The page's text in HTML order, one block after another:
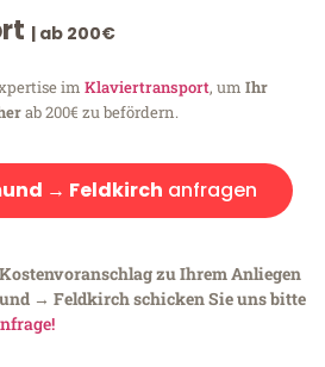
| ab 200€
im Klaviertransport, um Ihr
ab 200€ zu befördern.
→ Feldkirch anfragen
zu Ihrem Anliegen
→ Feldkirch schicken Sie uns bitte